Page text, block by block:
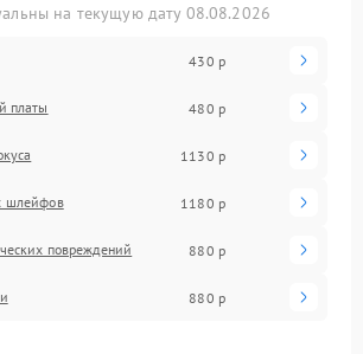
на текущую дату 08.08.2026
430 р
платы 480 р
1130 р
шлейфов 1180 р
повреждений 880 р
880 р